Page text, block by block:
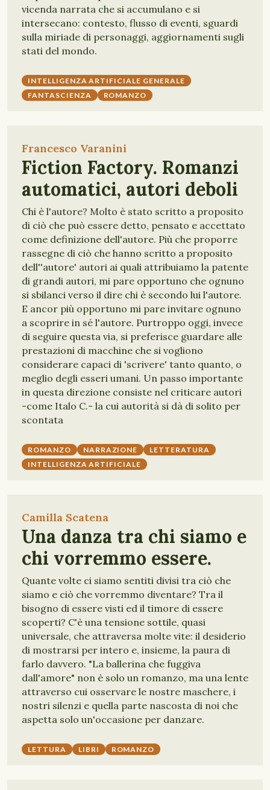
vicenda narrata che si accumulano e si
intersecano: contesto, flusso di eventi, sguardi
sulla miriade di personaggi, aggiornamenti sugli
stati del mondo.
INTELLIGENZA ARTIFICIALE GENERALE
FANTASCIENZA
ROMANZO
Francesco Varanini
Fiction Factory. Romanzi
automatici, autori deboli
Chi è l'autore? Molto è stato scritto a proposito
di ciò che può essere detto, pensato e accettato
come definizione dell'autore. Più che proporre
rassegne di ciò che hanno scritto a proposito
dell''autore' autori ai quali attribuiamo la patente
di grandi autori, mi pare opportuno che ognuno
si sbilanci verso il dire chi è secondo lui l'autore.
E ancor più opportuno mi pare invitare ognuno
a scoprire in sé l'autore. Purtroppo oggi, invece
di seguire questa via, si preferisce guardare alle
prestazioni di macchine che si vogliono
considerare capaci di 'scrivere' tanto quanto, o
meglio degli esseri umani. Un passo importante
in questa direzione consiste nel criticare autori
-come Italo C.- la cui autorità si dà di solito per
scontata
ROMANZO NARRAZIONE
LETTERATURA
INTELLIGENZA ARTIFICIALE
Camilla Scatena
Una danza tra chi siamo e
chi vorremmo essere.
Quante volte ci siamo sentiti divisi tra ciò che
siamo e ciò che vorremmo diventare? Tra il
bisogno di essere visti ed il timore di essere
scoperti? C'è una tensione sottile, quasi
universale, che attraversa molte vite: il desiderio
di mostrarsi per intero e, insieme, la paura di
farlo davvero. "La ballerina che fuggiva
dall'amore" non è solo un romanzo, ma una lente
attraverso cui osservare le nostre maschere, i
nostri silenzi e quella parte nascosta di noi che
aspetta solo un'occasione per danzare.
LETTURA LIBRI ROMANZO